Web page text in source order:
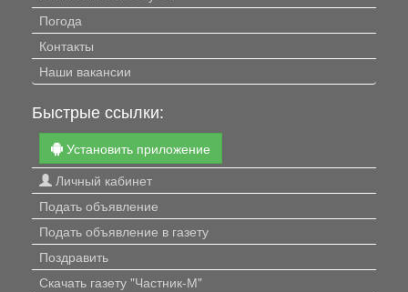
Погода
Контакты
Наши вакансии
Быстрые ссылки:
Установить приложение
Личный кабинет
Подать объявление
Подать объявление в газету
Поздравить
Скачать газету "Частник-М"